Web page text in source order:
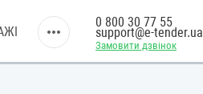
Замовити дзвінок
0 800 30 77 55
support@e-tender.ua